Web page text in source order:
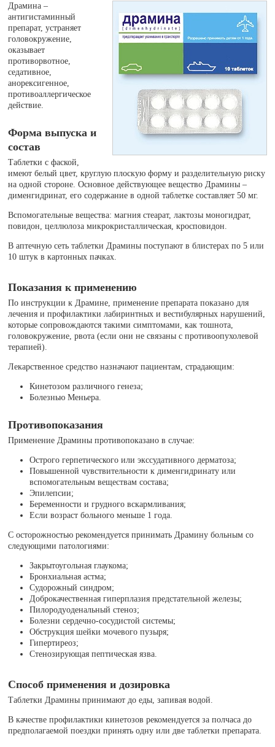
Драмина –
антигистаминный
препарат, устраняет
головокружение,
оказывает
противорвотное,
седативное,
анорексигенное,
противоаллергическое
действие.
Форма выпуска и
состав
Таблетки с фаской,
имеют белый цвет, круглую плоскую форму и разделительную риску
на одной стороне. Основное действующее вещество Драмины –
дименгидринат, его содержание в одной таблетке составляет 50 мг.
Вспомогательные вещества: магния стеарат, лактозы моногидрат,
повидон, целлюлоза микрокристаллическая, кросповидон.
В аптечную сеть таблетки Драмины поступают в блистерах по 5 или
10 штук в картонных пачках.
Показания к применению
По инструкции к Драмине, применение препарата показано для
лечения и профилактики лабиринтных и вестибулярных нарушений,
которые сопровождаются такими симптомами, как тошнота,
головокружение, рвота (если они не связаны с противоопухолевой
терапией).
Лекарственное средство назначают пациентам, страдающим:
Кинетозом различного генеза;
Болезнью Меньера.
Противопоказания
Применение Драмины противопоказано в случае:
Острого герпетического или экссудативного дерматоза;
Повышенной чувствительности к дименгидринату или
вспомогательным веществам состава;
Эпилепсии;
Беременности и грудного вскармливания;
Если возраст больного меньше 1 года.
С осторожностью рекомендуется принимать Драмину больным со
следующими патологиями:
Закрытоугольная глаукома;
Бронхиальная астма;
Судорожный синдром;
Доброкачественная гиперплазия предстательной железы;
Пилородуоденальный стеноз;
Болезни сердечно-сосудистой системы;
Обструкция шейки мочевого пузыря;
Гипертиреоз;
Стенозирующая пептическая язва.
Способ применения и дозировка
Таблетки Драмины принимают до еды, запивая водой.
В качестве профилактики кинетозов рекомендуется за полчаса до
предполагаемой поездки принять одну или две таблетки препарата.